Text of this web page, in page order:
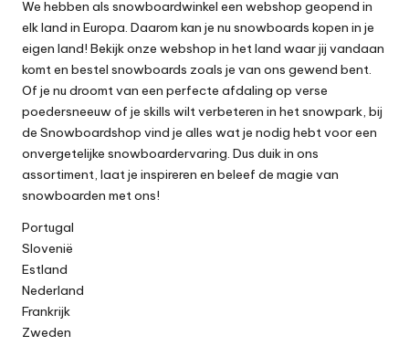
We hebben als snowboardwinkel een webshop geopend in
elk land in Europa. Daarom kan je nu snowboards kopen in je
eigen land! Bekijk onze webshop in het land waar jij vandaan
komt en bestel snowboards zoals je van ons gewend bent.
Of je nu droomt van een perfecte afdaling op verse
poedersneeuw of je skills wilt verbeteren in het snowpark, bij
de Snowboardshop vind je alles wat je nodig hebt voor een
onvergetelijke snowboardervaring. Dus duik in ons
assortiment, laat je inspireren en beleef de magie van
snowboarden met ons!
Portugal
Slovenië
Estland
Nederland
Frankrijk
Zweden